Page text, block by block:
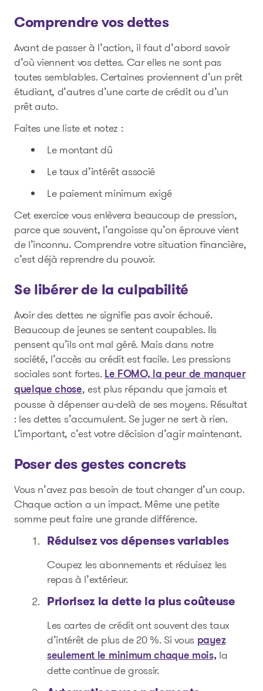
Comprendre vos dettes
Avant de passer à l’action, il faut d’abord savoir
d’où viennent vos dettes. Car elles ne sont pas
toutes semblables. Certaines proviennent d’un prêt
étudiant, d’autres d’une carte de crédit ou d’un
prêt auto.
Faites une liste et notez :
Le montant dû
Le taux d’intérêt associé
Le paiement minimum exigé
Cet exercice vous enlèvera beaucoup de pression,
parce que souvent, l’angoisse qu’on éprouve vient
de l’inconnu. Comprendre votre situation financière,
c’est déjà reprendre du pouvoir.
Se libérer de la culpabilité
Avoir des dettes ne signifie pas avoir échoué.
Beaucoup de jeunes se sentent coupables. Ils
pensent qu’ils ont mal géré. Mais dans notre
société, l’accès au crédit est facile. Les pressions
sociales sont fortes. Le FOMO, la peur de manquer
quelque chose, est plus répandu que jamais et
pousse à dépenser au-delà de ses moyens. Résultat
: les dettes s’accumulent. Se juger ne sert à rien.
L’important, c’est votre décision d’agir maintenant.
Poser des gestes concrets
Vous n’avez pas besoin de tout changer d’un coup.
Chaque action a un impact. Même une petite
somme peut faire une grande différence.
Réduisez vos dépenses variables
Coupez les abonnements et réduisez les
repas à l’extérieur.
Priorisez la dette la plus coûteuse
Les cartes de crédit ont souvent des taux
d’intérêt de plus de 20 %. Si vous payez
seulement le minimum chaque mois, la
dette continue de grossir.